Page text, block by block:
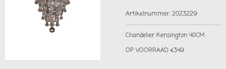
Artikelnummer: 2023229
Chandelier Kensington 40CM
OP VOORRAAD €349